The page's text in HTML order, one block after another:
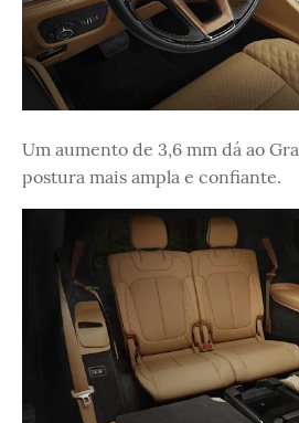
Um aumento de 3,6 mm dá ao
postura mais ampla e confiante.